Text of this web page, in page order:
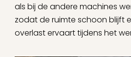
als bij de andere machines
zodat de ruimte schoon blijft
overlast ervaart tijdens het